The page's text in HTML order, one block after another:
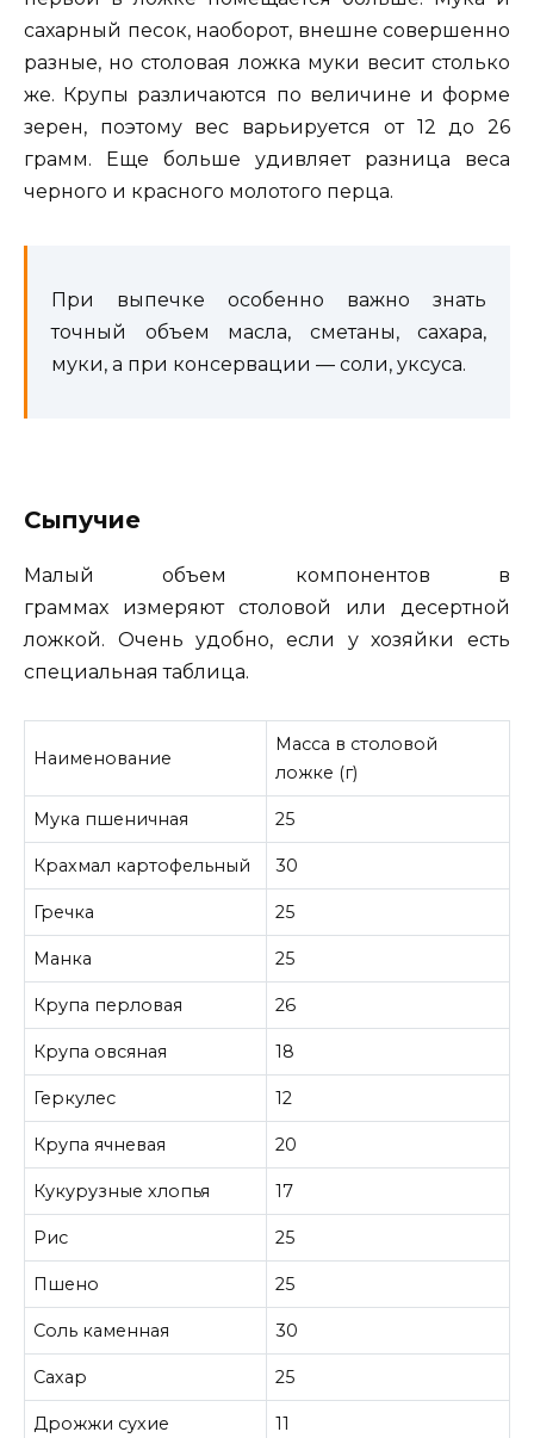
сахарный песок, наоборот, внешне совершенно
разные, но столовая ложка муки весит столько
же. Крупы различаются по величине и форме
зерен, поэтому вес варьируется от 12 до 26
грамм. Еще больше удивляет разница веса
черного и красного молотого перца.
При выпечке особенно важно знать
точный объем масла, сметаны, сахара,
муки, а при консервации — соли, уксуса.
Сыпучие
Малый объем компонентов в
граммах измеряют столовой или десертной
ложкой. Очень удобно, если у хозяйки есть
специальная таблица.
Наименование
Масса в столовой
ложке (г)
Мука пшеничная 25
Крахмал картофельный 30
Гречка 25
Манка 25
Крупа перловая 26
Крупа овсяная 18
Геркулес 12
Крупа ячневая 20
Кукурузные хлопья 17
Рис 25
Пшено 25
Соль каменная 30
Сахар 25
Дрожжи сухие 11